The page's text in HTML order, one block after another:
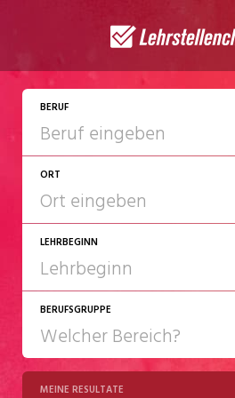
BERUF
ORT
LEHRBEGINN
2027
2028
BERUFSGRUPPE
MEINE RESULTATE